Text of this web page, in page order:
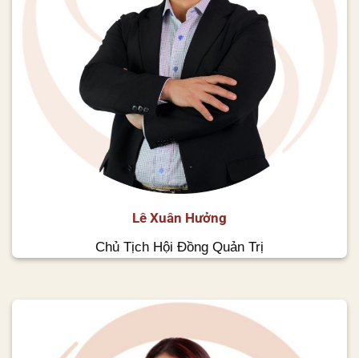
Lê Xuân Hưởng
Chủ Tịch Hội Đồng Quản Trị